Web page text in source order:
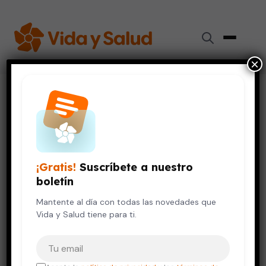
Videos de Salud
SALUD DE LA MUJER
Embarazo psicológico
12 de octubre, 2023
¡Gratis! Suscríbete a nuestro
boletín
Mantente al día con todas las novedades que
Vida y Salud tiene para ti.
×